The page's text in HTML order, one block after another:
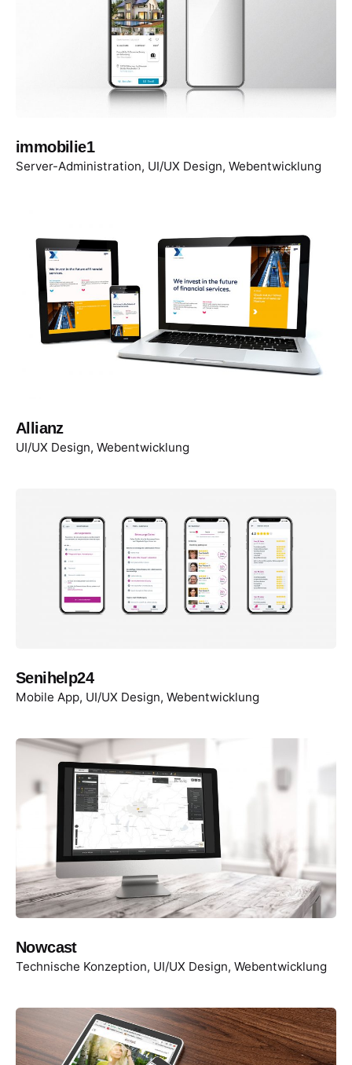
immobilie1
Server-Administration UI/UX Design Webentwicklung
Allianz
UI/UX Design Webentwicklung
Senihelp24
Mobile App UI/UX Design Webentwicklung
Nowcast
Technische Konzeption UI/UX Design Webentwicklung